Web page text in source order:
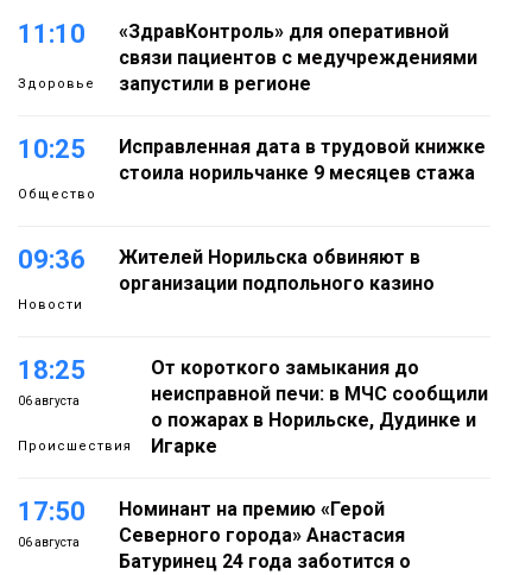
11:10
Здоровье
«ЗдравКонтроль» для оперативной
связи пациентов с медучреждениями
запустили в регионе
10:25
Общество
Исправленная дата в трудовой книжке
стоила норильчанке 9 месяцев стажа
09:36
Новости
Жителей Норильска обвиняют в
организации подпольного казино
18:25
06 августа
Происшествия
От короткого замыкания до
неисправной печи: в МЧС сообщили
о пожарах в Норильске, Дудинке и
Игарке
17:50
06 августа
Номинант на премию «Герой
Северного города» Анастасия
Батуринец 24 года заботится о